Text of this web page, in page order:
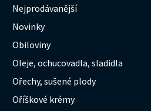
Nejprodávanější
Novinky
Obiloviny
Oleje, ochucovadla, sladidla
Ořechy, sušené plody
Oříškové krémy